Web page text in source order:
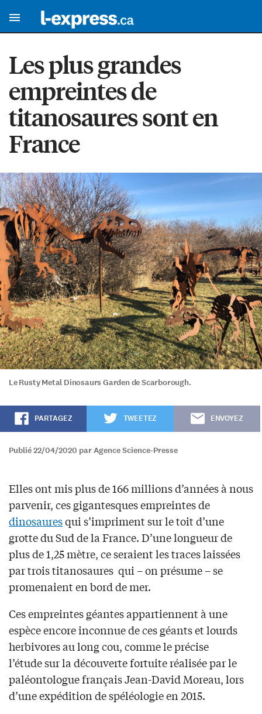
Les plus grandes
empreintes de
titanosaures sont en
France
Le Rusty Metal Dinosaurs Garden de Scarborough.
PARTAGEZ TWEETEZ ENVOYEZ
Publié 22/04/2020 par Agence Science-Presse
Elles ont mis plus de 166 millions d’années à nous
parvenir, ces gigantesques empreintes de
dinosauresqui s’impriment sur le toit d’une
grotte du Sud de la France. D’une longueur de
plus de 1,25 mètre, ce seraient les traces laissées
par trois titanosaures qui – on présume – se
promenaient en bord de mer.
Ces empreintes géantes appartiennent à une
espèce encore inconnue de ces géants et lourds
herbivores au long cou, comme le précise
l’étude sur la découverte fortuite réalisée par le
paléontologue français Jean-David Moreau, lors
d’une expédition de spéléologie en 2015.